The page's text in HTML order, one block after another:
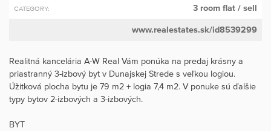
CATEGORY: 3 room flat / sell
www.realestates.sk/id8539299
Realitná kancelária A-W Real Vám ponúka na predaj krásny a
priastranný 3-izbový byt v Dunajskej Strede s veľkou logiou.
Úžitková plocha bytu je 79 m2 + logia 7,4 m2. V ponuke sú ďalšie
typy bytov 2-izbových a 3-izbových.
BYT